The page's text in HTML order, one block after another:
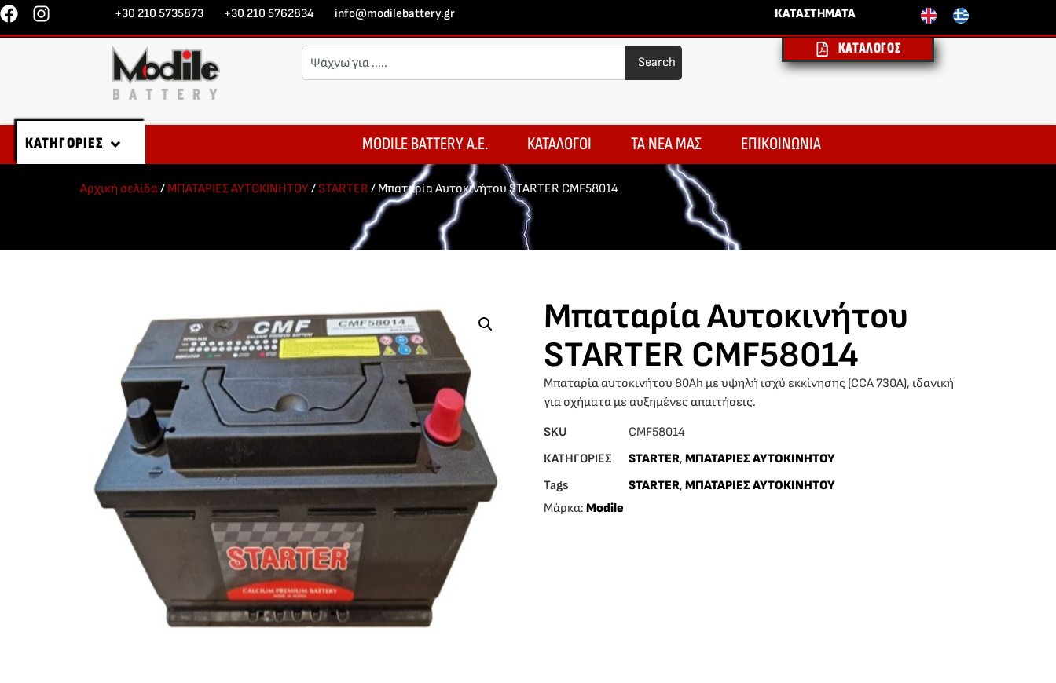
+30 210 5735873 +30 210 5762834 info@modilebattery.gr ΚΑΤΑΣΤΗΜΑΤΑ
Search
ΚΑΤΑΛΟΓΟΣ
ΚΑΤΗΓΟΡΙΕΣ MODILE BATTERY A.E. ΚΑΤΑΛΟΓΟΙ ΤΑ ΝΕΑ ΜΑΣ ΕΠΙΚΟΙΝΩΝΙΑ
Αρχική σελίδα/ ΜΠΑΤΑΡΙΕΣ ΑΥΤΟΚΙΝΗΤΟΥ/ STARTER / Μπαταρία Αυτοκινήτου STARTER CMF58014
Μπαταρία Αυτοκινήτου
STARTER CMF58014
Μπαταρία αυτοκινήτου 80Ah με υψηλή ισχύ εκκίνησης (CCA 730A), ιδανική
για οχήματα με αυξημένες απαιτήσεις.
SKU
CMF58014
ΚΑΤΗΓΟΡΙΕΣ
STARTER, ΜΠΑΤΑΡΙΕΣ ΑΥΤΟΚΙΝΗΤΟΥ
Tags
STARTER, ΜΠΑΤΑΡΙΕΣ ΑΥΤΟΚΙΝΗΤΟΥ
Μάρκα: Modile